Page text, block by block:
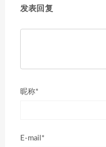
发表回复
昵称*
E-mail*